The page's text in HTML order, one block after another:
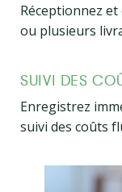
Réceptionnez
ou plusieurs
SUIVI DES
Enregistrez
suivi des coûts